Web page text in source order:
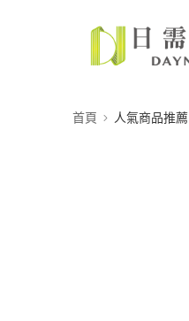
首頁 人氣商品推薦